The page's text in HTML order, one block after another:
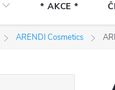
* AKCE *
ARENDI Cosmetics